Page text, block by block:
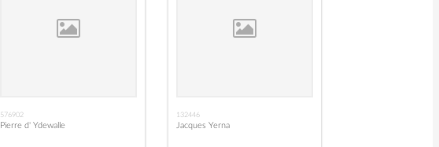
576902
Pierre d' Ydewalle
132446
Jacques Yerna